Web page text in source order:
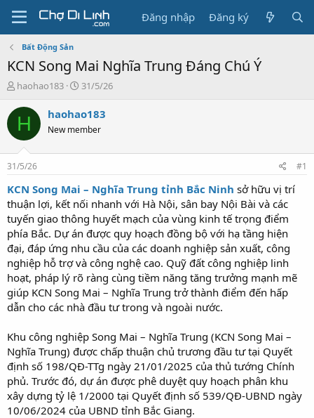
Đăng nhập Đăng ký
Bất Động Sản
KCN Song Mai Nghĩa Trung Đáng Chú Ý
T
r
e
a
s
t
a
t
e
r
haohao183
N
à
g
31/5/26
H haohao183
New member
31/5/26 #1
KCN Song Mai – Nghĩa Trung tỉnh Bắc Ninh sở hữu vị trí
thuận lợi, kết nối nhanh với Hà Nội, sân bay Nội Bài và các
tuyến giao thông huyết mạch của vùng kinh tế trọng điểm
phía Bắc. Dự án được quy hoạch đồng bộ với hạ tầng hiện
đại, đáp ứng nhu cầu của các doanh nghiệp sản xuất, công
nghiệp hỗ trợ và công nghệ cao. Quỹ đất công nghiệp linh
hoạt, pháp lý rõ ràng cùng tiềm năng tăng trưởng mạnh mẽ
giúp KCN Song Mai – Nghĩa Trung trở thành điểm đến hấp
dẫn cho các nhà đầu tư trong và ngoài nước.
Khu công nghiệp Song Mai – Nghĩa Trung (KCN Song Mai –
Nghĩa Trung) được chấp thuận chủ trương đầu tư tại Quyết
định số 198/QĐ-TTg ngày 21/01/2025 của thủ tướng Chính
phủ. Trước đó, dự án được phê duyệt quy hoạch phân khu
xây dựng tỷ lệ 1/2000 tại Quyết định số 539/QĐ-UBND ngày
10/06/2024 của UBND tỉnh Bắc Giang.